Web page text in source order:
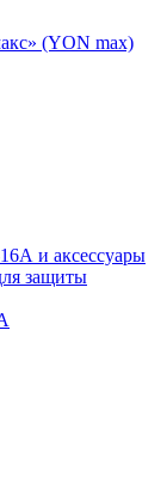
(YON max)
и аксессуары
защиты